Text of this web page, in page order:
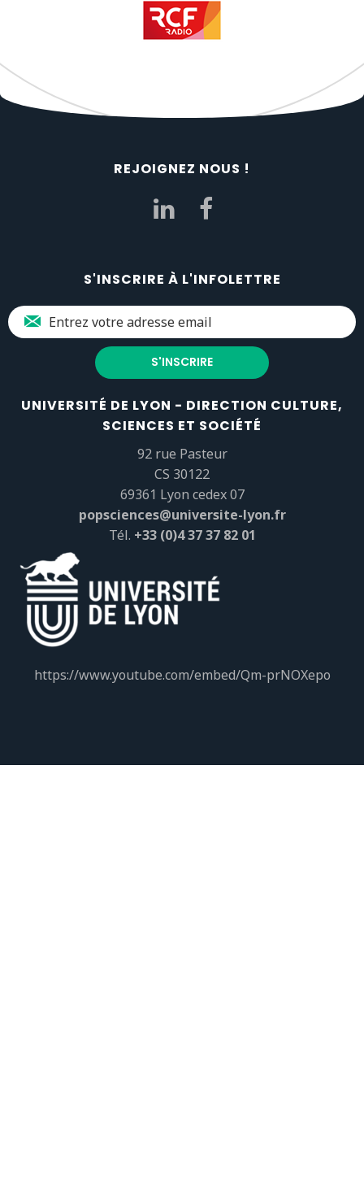
REJOIGNEZ NOUS !
S'INSCRIRE À L'INFOLETTRE
UNIVERSITÉ DE LYON - DIRECTION CULTURE,
SCIENCES ET SOCIÉTÉ
92 rue Pasteur
CS 30122
69361 Lyon cedex 07
popsciences@universite-lyon.fr
Tél. +33 (0)4 37 37 82 01
https://www.youtube.com/embed/Qm-prNOXepo